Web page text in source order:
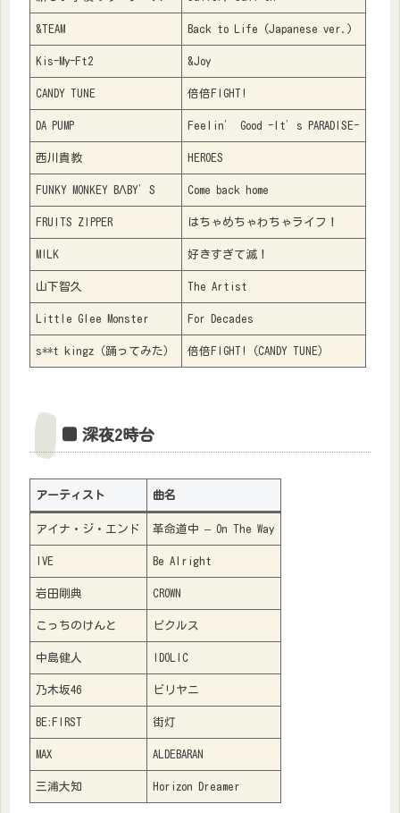
&TEAM Back to Life (Japanese ver.)
Kis-My-Ft2 &Joy
CANDY TUNE 倍倍FIGHT!
DA PUMP Feelin’ Good -It’s PARADISE-
西川貴教 HEROES
FUNKY MONKEY BΛBY’S Come back home
FRUITS ZIPPER はちゃめちゃわちゃライフ！
M!LK 好きすぎて滅！
山下智久 The Artist
Little Glee Monster For Decades
s**t kingz（踊ってみた） 倍倍FIGHT!（CANDY TUNE）
■ 深夜2時台
アーティスト 曲名
アイナ・ジ・エンド 革命道中 – On The Way
IVE Be Alright
岩田剛典 CROWN
こっちのけんと ピクルス
中島健人 IDOLIC
乃木坂46 ビリヤニ
BE:FIRST 街灯
MAX ALDEBARAN
三浦大知 Horizon Dreamer